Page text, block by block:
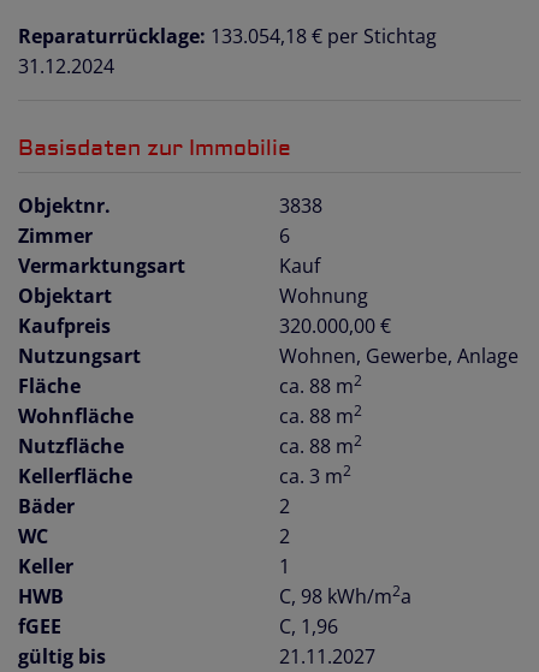
Reparaturrücklage: 133.054,18 € per Stichtag
31.12.2024
Basisdaten zur Immobilie
Objektnr.
3838
Zimmer
6
Vermarktungsart
Kauf
Objektart
Wohnung
Kaufpreis
320.000,00 €
Nutzungsart
Wohnen Gewerbe Anlage
Fläche
ca. 88 m2
Wohnfläche ca. 88 m2
Nutzfläche ca. 88 m2
Kellerfläche ca. 3 m2
Bäder
2
WC
2
Keller
1
HWB
C, 98 kWh/m2a
fGEE
C, 1,96
gültig bis
21.11.2027